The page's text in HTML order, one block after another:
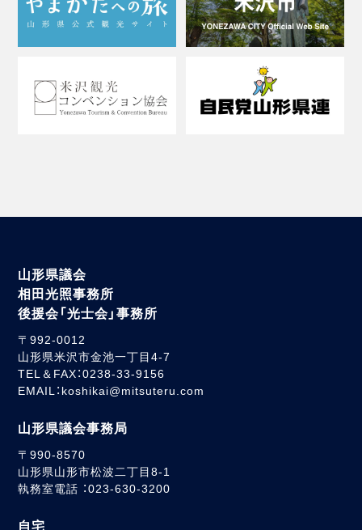
山形県議会
相田光照事務所
後援会「光士会」事務所
〒992-0012
山形県米沢市金池一丁目4-7
TEL＆FAX：0238-33-9156
EMAIL：koshikai@mitsuteru.com
山形県議会事務局
〒990-8570
山形県山形市松波二丁目8-1
執務室電話 ：023-630-3200
自宅